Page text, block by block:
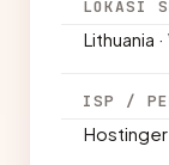
LOKASI
Lithuania
ISP /